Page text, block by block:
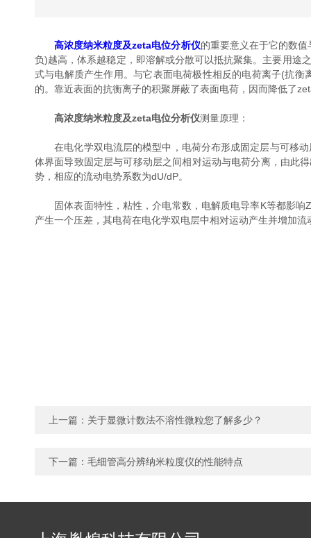
高浓度纳米粒度及zeta电位分析仪的重要意义在于它的数
负)越高，体系越稳定，即溶解或分散可以抵抗聚集。主要用途
式与电解质产生作用。与它表面电荷极性相反的电荷离子(抗
的。靠近表面的抗衡离子的积聚屏蔽了表面电荷，因而降低了
高浓度纳米粒度及zeta电位分析仪测量原理：
在电化学双电流层的模型中，电荷分布形成固定层与可移动
体界面导致固定层与可移动层之间相对运动与电荷分离，由此
势，相应的流动电势系数为dU/dP。
固体表面特性，粘性，介电常数，电解质电导率K等都影响
产生一个压差，其电荷在电化学双电层中相对运动产生并增加
上一篇： 关于显微计数法不溶性微粒您了解多少？
下一篇： 毛细管高分辨纳米粒度仪的性能特点